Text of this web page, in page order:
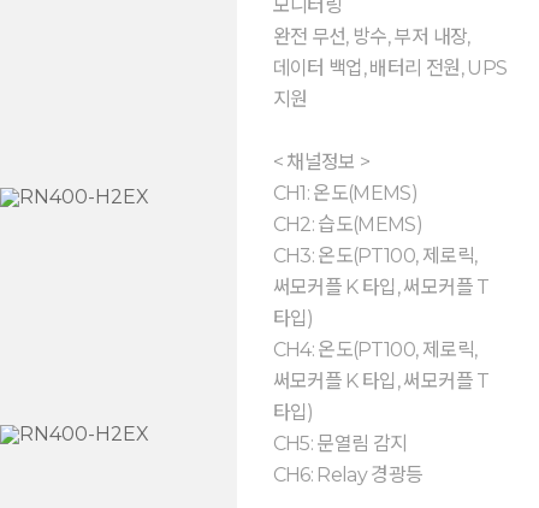
모니터링
완전 무선, 방수, 부저 내장,
데이터 백업, 배터리 전원, UPS
지원
< 채널정보 >
CH1: 온도(MEMS)
CH2: 습도(MEMS)
CH3: 온도(PT100, 제로릭,
써모커플 K 타입, 써모커플 T
타입)
CH4: 온도(PT100, 제로릭,
써모커플 K 타입, 써모커플 T
타입)
CH5: 문열림 감지
CH6: Relay 경광등